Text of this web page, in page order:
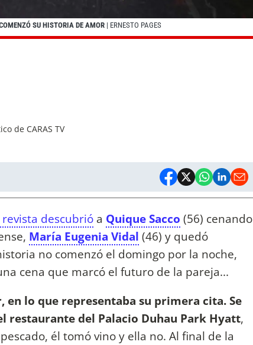
SU HISTORIA DE AMOR | ERNESTO PAGES
de CARAS TV
revista descubrió a Quique Sacco (56) cenando
María Eugenia Vidal (46) y quedó
no comenzó el domingo por la noche,
cena que marcó el futuro de la pareja...
en lo que representaba su primera cita. Se
restaurante del Palacio Duhau Park Hyatt,
él tomó vino y ella no. Al final de la